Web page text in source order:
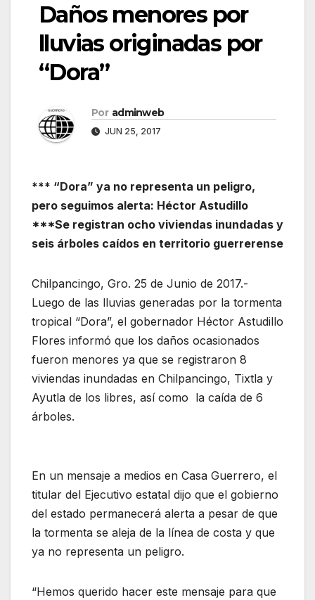
Daños menores por
lluvias originadas por
“Dora”
Por adminweb
JUN 25, 2017
*** “Dora” ya no representa un peligro,
pero seguimos alerta: Héctor Astudillo
***Se registran ocho viviendas inundadas y
seis árboles caídos en territorio guerrerense
Chilpancingo, Gro. 25 de Junio de 2017.-
Luego de las lluvias generadas por la tormenta
tropical “Dora”, el gobernador Héctor Astudillo
Flores informó que los daños ocasionados
fueron menores ya que se registraron 8
viviendas inundadas en Chilpancingo, Tixtla y
Ayutla de los libres, así como la caída de 6
árboles.
En un mensaje a medios en Casa Guerrero, el
titular del Ejecutivo estatal dijo que el gobierno
del estado permanecerá alerta a pesar de que
la tormenta se aleja de la línea de costa y que
ya no representa un peligro.
“Hemos querido hacer este mensaje para que